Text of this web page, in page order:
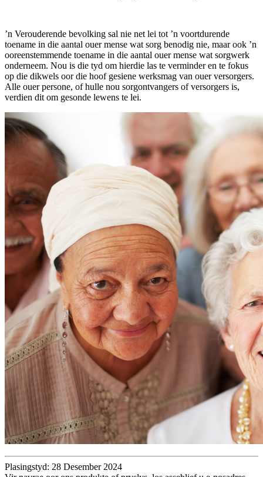
’n Verouderende bevolking sal nie net lei tot ’n voortdurende
toename in die aantal ouer mense wat sorg benodig nie, maar ook ’n
ooreenstemmende toename in die aantal ouer mense wat sorgwerk
onderneem. Nou is die tyd om hierdie las te verminder en te fokus
op die dikwels oor die hoof gesiene werksmag van ouer versorgers.
Alle ouer persone, of hulle nou sorgontvangers of versorgers is,
verdien dit om gesonde lewens te lei.
Plasingstyd: 28 Desember 2024